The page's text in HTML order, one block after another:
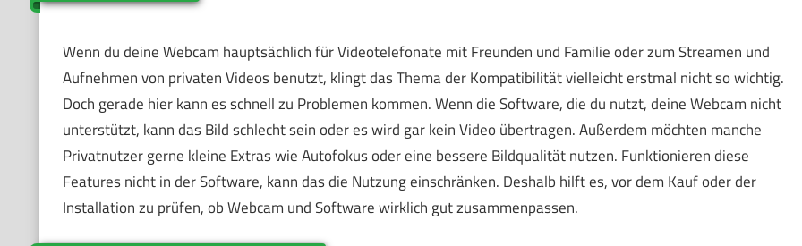
Wenn du deine Webcam hauptsächlich für Videotelefonate mit Freunden und Familie oder zum Streamen und
Aufnehmen von privaten Videos benutzt, klingt das Thema der Kompatibilität vielleicht erstmal nicht so wichtig.
Doch gerade hier kann es schnell zu Problemen kommen. Wenn die Software, die du nutzt, deine Webcam nicht
unterstützt, kann das Bild schlecht sein oder es wird gar kein Video übertragen. Außerdem möchten manche
Privatnutzer gerne kleine Extras wie Autofokus oder eine bessere Bildqualität nutzen. Funktionieren diese
Features nicht in der Software, kann das die Nutzung einschränken. Deshalb hilft es, vor dem Kauf oder der
Installation zu prüfen, ob Webcam und Software wirklich gut zusammenpassen.